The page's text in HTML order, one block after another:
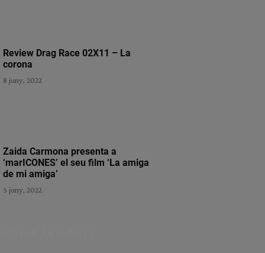
Review Drag Race 02X11 – La
corona
8 juny, 2022
Zaida Carmona presenta a
‘marICONES’ el seu film ‘La amiga
de mi amiga’
5 juny, 2022